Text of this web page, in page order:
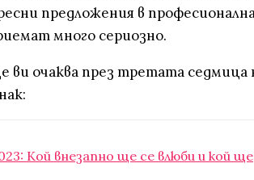
предложения в
много сериозно.
ви очаква през третата седмица
Кой внезапно ще се влюби и кой ще